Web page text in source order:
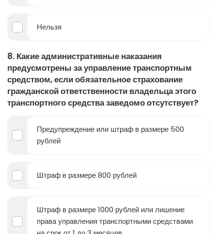
Нельзя
8. Какие административные наказания
предусмотрены за управление транспортным
средством, если обязательное страхование
гражданской ответственности владельца этого
транспортного средства заведомо отсутствует?
Предупреждение или штраф в размере 500
рублей
Штраф в размере 800 рублей
Штраф в размере 1000 рублей или лишение
права управления транспортными средствами